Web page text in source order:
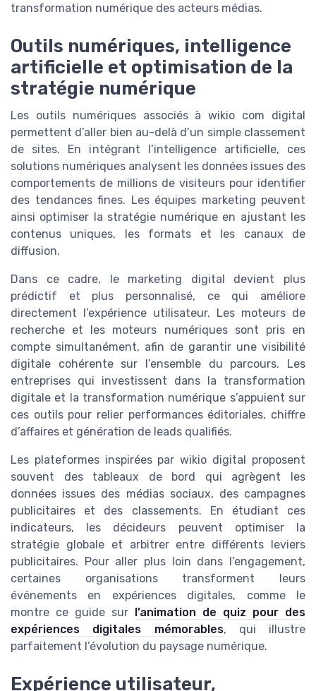
transformation numérique des acteurs médias.
Outils numériques, intelligence
artificielle et optimisation de la
stratégie numérique
Les outils numériques associés à wikio com digital
permettent d’aller bien au-delà d’un simple classement
de sites. En intégrant l’intelligence artificielle, ces
solutions numériques analysent les données issues des
comportements de millions de visiteurs pour identifier
des tendances fines. Les équipes marketing peuvent
ainsi optimiser la stratégie numérique en ajustant les
contenus uniques, les formats et les canaux de
diffusion.
Dans ce cadre, le marketing digital devient plus
prédictif et plus personnalisé, ce qui améliore
directement l’expérience utilisateur. Les moteurs de
recherche et les moteurs numériques sont pris en
compte simultanément, afin de garantir une visibilité
digitale cohérente sur l’ensemble du parcours. Les
entreprises qui investissent dans la transformation
digitale et la transformation numérique s’appuient sur
ces outils pour relier performances éditoriales, chiffre
d’affaires et génération de leads qualifiés.
Les plateformes inspirées par wikio digital proposent
souvent des tableaux de bord qui agrègent les
données issues des médias sociaux, des campagnes
publicitaires et des classements. En étudiant ces
indicateurs, les décideurs peuvent optimiser la
stratégie globale et arbitrer entre différents leviers
publicitaires. Pour aller plus loin dans l’engagement,
certaines organisations transforment leurs
événements en expériences digitales, comme le
montre ce guide sur
l’animation de quiz pour des
expériences digitales mémorables, qui illustre
parfaitement l’évolution du paysage numérique.
Expérience utilisateur,